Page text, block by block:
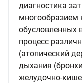
диагностика
многообразием
обусловленных
процесс
(атопический
дыхания
желудочно-